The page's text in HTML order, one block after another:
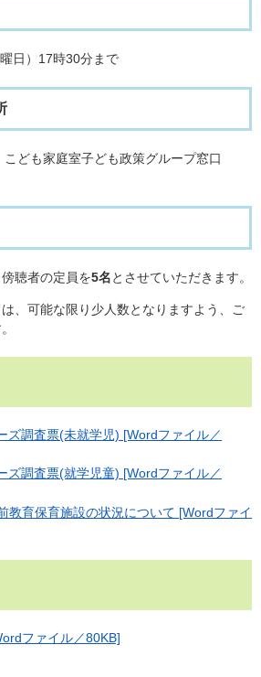
日）17時30分まで
ども家庭室子ども政策グループ窓口
聴者の定員を5名とさせていただきます。
、可能な限り少人数となりますよう、ご
調査票(未就学児) [Wordファイル／
調査票(就学児童) [Wordファイル／
育保育施設の状況について [Wordファイ
ファイル／80KB]